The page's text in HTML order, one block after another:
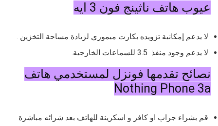
عيوب هاتف ناثينج فون 3 ايه
لا يدعم إمكانية تزويده بكارت ميموري لزيادة مساحة التخزين .
لا يدعم وجود منفذ 3.5 للسماعات الخارجية.
نصائح تقدمها فونزل لمستخدمي هاتف
Nothing Phone 3a
قم بشراء جراب او كافر و اسكرينة للهاتف بعد شرائه مباشرة